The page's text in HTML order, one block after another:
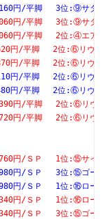
/平脚　 3位:⑨サダム
円/平脚　 3位:⑨サダム
円/平脚　 2位:④エアア
円/平脚　 2位:⑥リヴェ
円/平脚　 2位:⑥リヴェ
/平脚　 2位:⑥リヴェ
/平脚　 2位:⑥リヴェ
/平脚　 2位:⑥リヴェ
/平脚　 2位:⑥リヴェ
22760円/ＳＰ
8980円/ＳＰ　
8980円/ＳＰ　 1位
円/ＳＰ　 1位
27340円/ＳＰ　